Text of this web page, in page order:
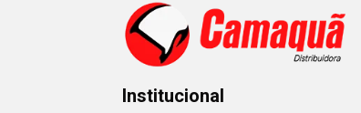
Institucional